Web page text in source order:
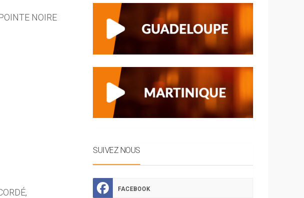
NOIRE
SUIVEZ NOUS
FACEBOOK